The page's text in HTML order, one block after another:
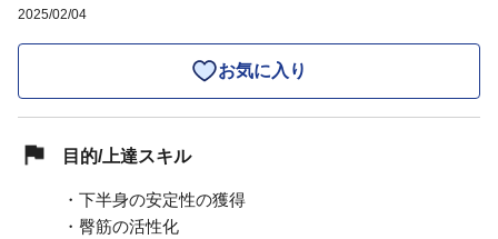
2025/02/04
お気に入り
目的/上達スキル
・下半身の安定性の獲得
・臀筋の活性化